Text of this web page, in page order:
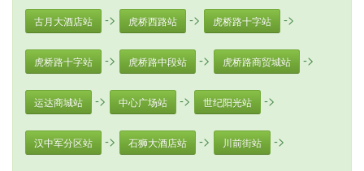
古月大酒店站 -> 虎桥西路站 -> 虎桥路十字站 ->
虎桥路十字站 -> 虎桥路中段站 -> 虎桥路商贸城站 ->
运达商城站 -> 中心广场站 -> 世纪阳光站 ->
汉中军分区站 -> 石狮大酒店站 -> 川前街站 ->